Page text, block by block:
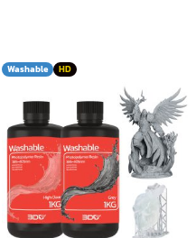
Washable HD